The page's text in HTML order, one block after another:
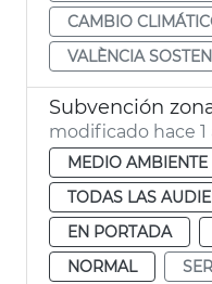
CAMBIO
VALÈNCIA
Subvención
modificado hace 1
MEDIO AMBIENTE
TODAS LAS
EN PORTADA
NORMAL